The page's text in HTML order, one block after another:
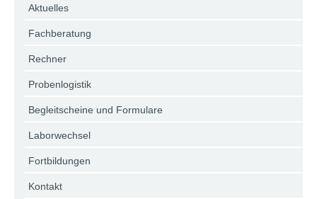
Aktuelles
Fachberatung
Rechner
Probenlogistik
Begleitscheine und Formulare
Laborwechsel
Fortbildungen
Kontakt